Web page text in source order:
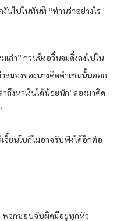
นไปในทันที “ท่านว่าอย่างไร
ล่า” กวนชิ่งอวิ๋นจมดิ่งลงไปใน
สมองของนางคิดคำเช่นนั้นออก
าถึงหาเงินได้น้อยนัก’ ลองมาคิด
จี้ยนโบก็ไม่อาจรับฟังได้อีกต่อ
พวกชอบจับผิดมีอยู่ทุกหัว